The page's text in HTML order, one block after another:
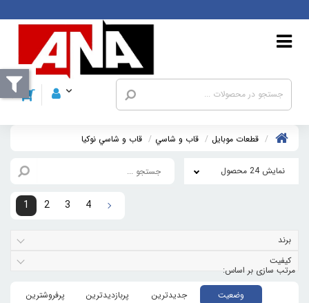
قطعات موبايل قاب و شاسي قاب و شاسي نوکيا
نمایش 24 محصول
1 2 3 4
برند
کیفیت
وضعیت جدیدترین پربازدیدترین
پرفروشترین